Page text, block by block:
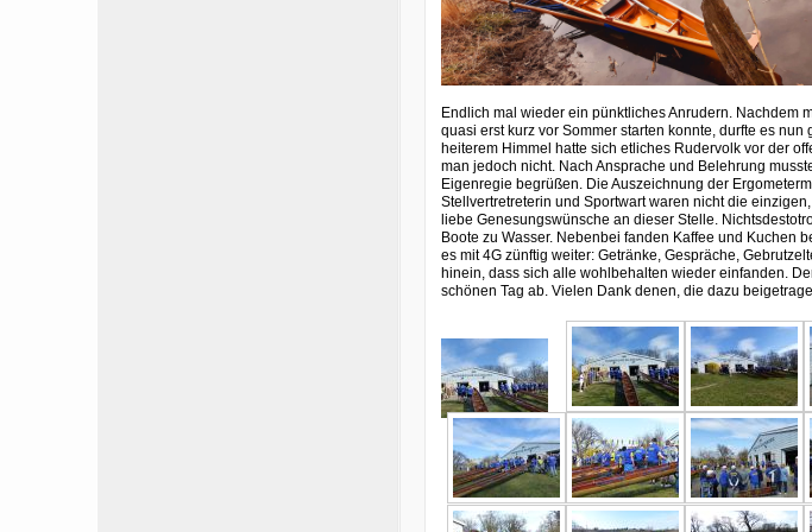
Endlich mal wieder ein pünktliches Anrudern. Nachdem
quasi erst kurz vor Sommer starten konnte, durfte es
heiterem Himmel hatte sich etliches Rudervolk vor der
man jedoch nicht. Nach Ansprache und Belehrung
Eigenregie begrüßen. Die Auszeichnung der
Stellvertretreterin und Sportwart waren nicht die
liebe Genesungswünsche an dieser Stelle.
Boote zu Wasser. Nebenbei fanden Kaffee und Kuchen
es mit 4G zünftig weiter: Getränke, Gespräche,
hinein, dass sich alle wohlbehalten wieder einfanden.
schönen Tag ab. Vielen Dank denen, die dazu